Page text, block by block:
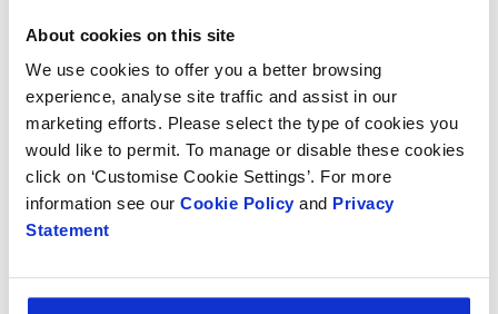
About cookies on this site
We use cookies to offer you a better browsing
experience, analyse site traffic and assist in our
marketing efforts. Please select the type of cookies you
would like to permit. To manage or disable these cookies
click on ‘Customise Cookie Settings’. For more
information see our Cookie Policy and Privacy
Statement
valor social, económico y medioambiental”.
Asimismo, la compañía cuenta en su financiación con
una partida destinada a la consecución de estos
ambiciosos objetivos sostenibles, gracias a la
introducción de indicadores clave de rendimiento
(KPI) en su actual línea de crédito renovable de 1 350
millones de euros. De esta forma, ha creado una línea